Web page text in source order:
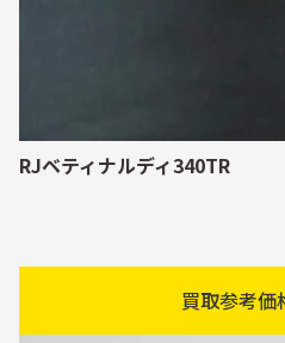
RJベティナルディ340TR
買取参考価